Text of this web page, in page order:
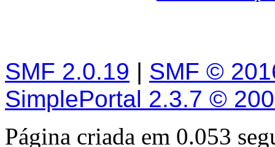
SMF 2.0.19 | SMF ©
SimplePortal 2.3.7 ©
Página criada em 0.053